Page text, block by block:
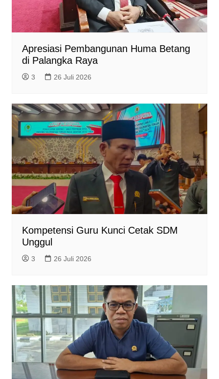
Apresiasi Pembangunan Huma Betang
di Palangka Raya
3 26 Juli 2026
Kompetensi Guru Kunci Cetak SDM
Unggul
3 26 Juli 2026